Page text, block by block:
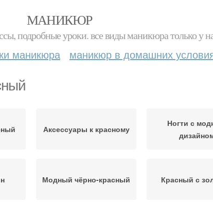
МАНИКЮР
подробные уроки. все виды маникюра только у
маникюра маникюр в домашних
Аксессуары к красному
Ногти с
Модный чёрно-красный Красный с